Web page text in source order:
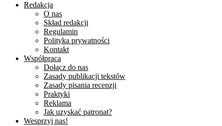
Redakcja
O nas
Skład redakcji
Regulamin
Polityka prywatności
Kontakt
Współpraca
Dołącz do nas
Zasady publikacji tekstów
Zasady pisania recenzji
Praktyki
Reklama
Jak uzyskać patronat?
Wesprzyj nas!